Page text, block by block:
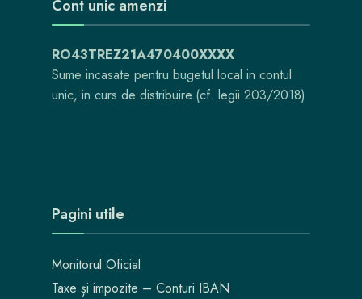
Cont unic amenzi
RO43TREZ21A470400XXXX
Sume incasate pentru bugetul local in contul
unic, in curs de distribuire.(cf. legii 203/2018)
Pagini utile
Monitorul Oficial
Taxe și impozite – Conturi IBAN